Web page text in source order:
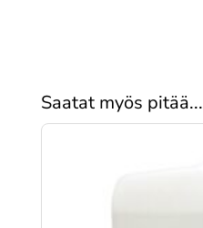
Saatat myös pitää...